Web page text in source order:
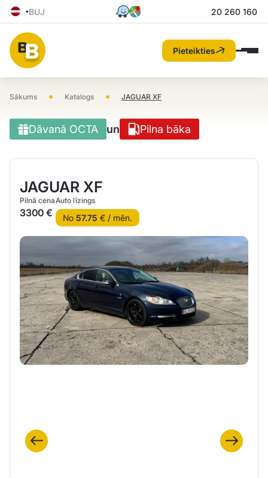
BUJ 20 260 160
Pieteikties
Sākums • Katalogs • JAGUAR XF
Dāvanā OCTA un Pilna bāka
JAGUAR XF
Pilnā cena
3300 €
Auto līzings
No 57.75 € / mēn.